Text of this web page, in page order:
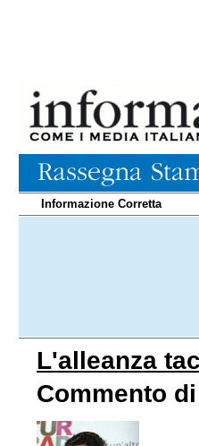
Informazione Corretta
L'alleanza
Commento